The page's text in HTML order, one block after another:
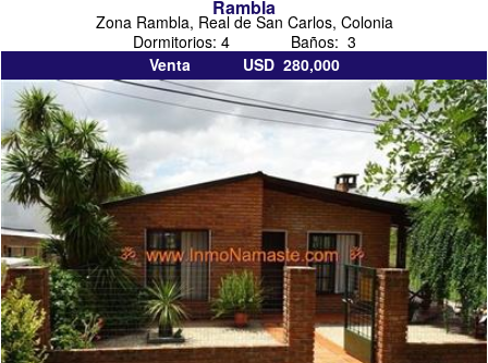
Rambla
Zona Rambla, Real de San Carlos, Colonia
Dormitorios: 4 Baños: 3
Venta USD 280,000